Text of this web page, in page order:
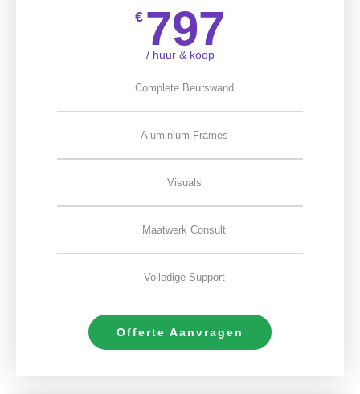
€ 797
/ huur & koop
Complete Beurswand
Aluminium Frames
Visuals
Maatwerk Consult
Volledige Support
Offerte Aanvragen